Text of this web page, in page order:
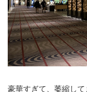
豪華すぎて、萎縮して